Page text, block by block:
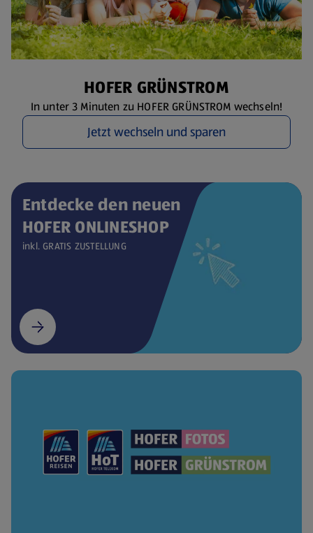
HOFER GRÜNSTROM
In unter 3 Minuten zu HOFER GRÜNSTROM wechseln!
Jetzt wechseln und sparen
Entdecke den neuen
HOFER ONLINESHOP
inkl. GRATIS ZUSTELLUNG
(öffnet in einem neuen Tab)